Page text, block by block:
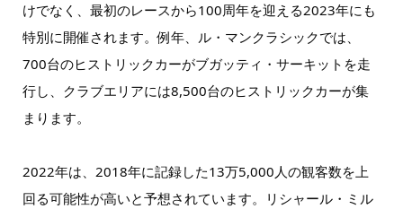
けでなく、最初のレースから100周年を迎える2023年にも
特別に開催されます。例年、ル・マンクラシックでは、
700台のヒストリックカーがブガッティ・サーキットを走
行し、クラブエリアには8,500台のヒストリックカーが集
まります。
2022年は、2018年に記録した13万5,000人の観客数を上
回る可能性が高いと予想されています。リシャール・ミル